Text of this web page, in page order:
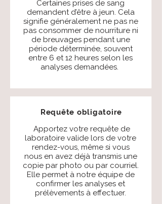
Certaines prises de sang
demandent d’être à jeun. Cela
signifie généralement ne pas ne
pas consommer de nourriture ni
de breuvages pendant une
période déterminée, souvent
entre 6 et 12 heures selon les
analyses demandées.
Requête obligatoire
Apportez votre requête de
laboratoire valide lors de votre
rendez-vous, même si vous
nous en avez déjà transmis une
copie par photo ou par courriel.
Elle permet à notre équipe de
confirmer les analyses et
prélèvements à effectuer.